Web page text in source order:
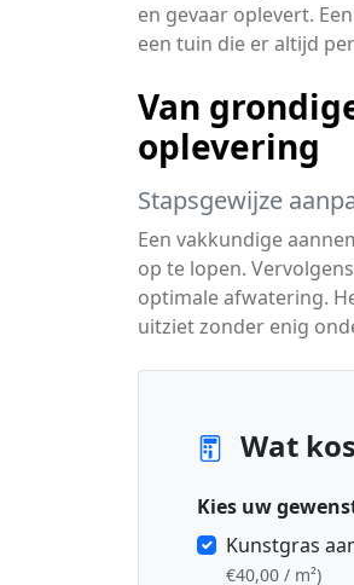
en gevaar oplevert.
een tuin die er altijd
Van
oplevering
Stapsgewijze
Een vakkundige
op te lopen.
optimale afwatering.
uitziet zonder enig
Wat
Kies uw
Kunstgras
€40,00 / m²)